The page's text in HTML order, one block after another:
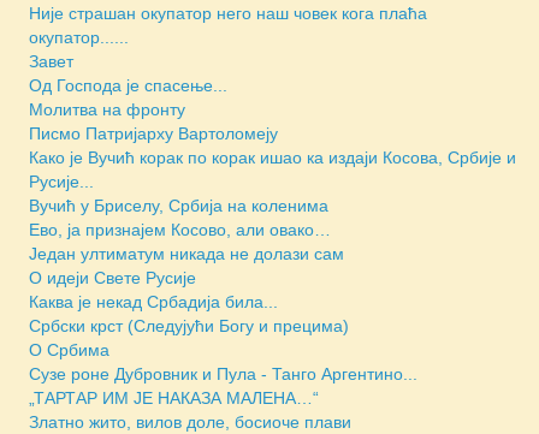
Није страшан окупатор него наш човек кога плаћа
окупатор......
Завет
Од Господа је спасење...
Молитва на фронту
Писмо Патријарху Вартоломеју
Како је Вучић корак по корак ишао ка издаји Косова, Србије и
Русије...
Вучић у Бриселу, Србија на коленима
Ево, ја признајем Косово, али овако…
Један ултиматум никада не долази сам
О идеји Свете Русије
Каква је некад Србадија била...
Србски крст (Следујући Богу и прецима)
О Србима
Сузе роне Дубровник и Пула - Танго Аргентино...
„ТАРТАР ИМ ЈЕ НАКАЗА МАЛЕНА…“
Златно жито, вилов доле, босиоче плави